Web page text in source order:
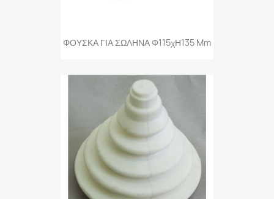
ΦΟΥΣΚΑ ΓΙΑ ΣΩΛΗΝΑ Φ115χΗ135 Mm